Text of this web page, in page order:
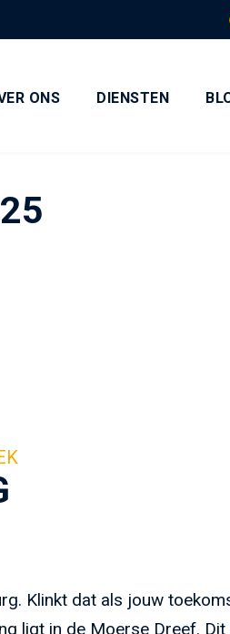
ONS DIENSTEN
Klinkt dat als jouw
ligt in de Moerse Dreef. Dit